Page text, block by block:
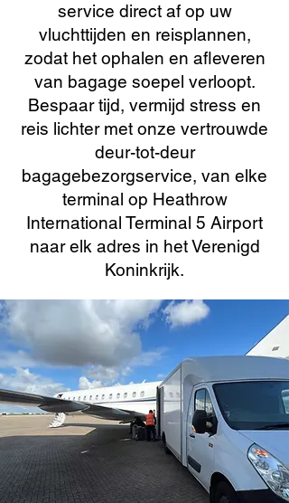
service direct af op uw
vluchttijden en reisplannen,
zodat het ophalen en afleveren
van bagage soepel verloopt.
Bespaar tijd, vermijd stress en
reis lichter met onze vertrouwde
deur-tot-deur
bagagebezorgservice, van elke
terminal op Heathrow
International Terminal 5 Airport
naar elk adres in het Verenigd
Koninkrijk.